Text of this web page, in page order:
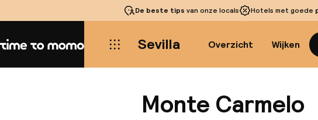
De beste tips van onze locals Hotels met goede
Home Sevilla Overzicht Wijken
Monte Carmelo